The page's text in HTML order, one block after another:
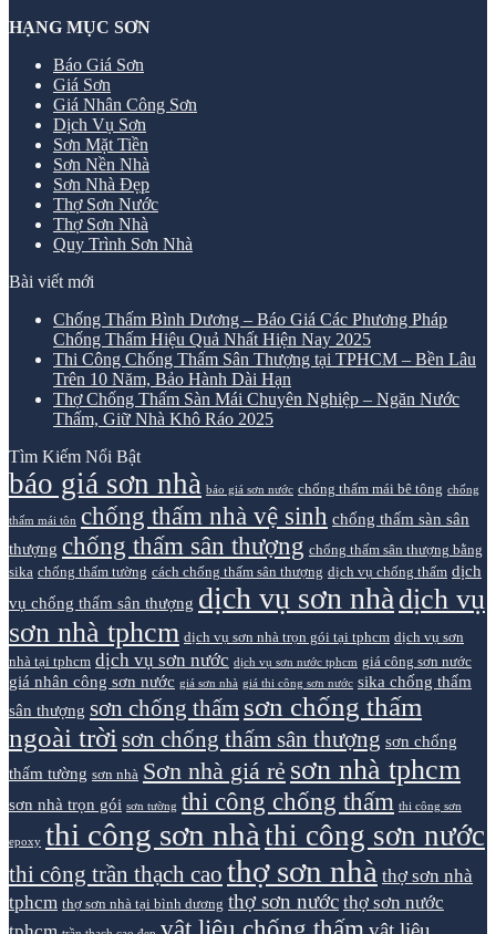
HẠNG MỤC SƠN
Báo Giá Sơn
Giá Sơn
Giá Nhân Công Sơn
Dịch Vụ Sơn
Sơn Mặt Tiền
Sơn Nền Nhà
Sơn Nhà Đẹp
Thợ Sơn Nước
Thợ Sơn Nhà
Quy Trình Sơn Nhà
Bài viết mới
Chống Thấm Bình Dương – Báo Giá Các Phương Pháp
Chống Thấm Hiệu Quả Nhất Hiện Nay 2025
Thi Công Chống Thấm Sân Thượng tại TPHCM – Bền Lâu
Trên 10 Năm, Bảo Hành Dài Hạn
Thợ Chống Thấm Sàn Mái Chuyên Nghiệp – Ngăn Nước
Thấm, Giữ Nhà Khô Ráo 2025
Tìm Kiếm Nổi Bật
báo giá sơn nhà báo giá sơn nước chống thấm mái bê tông chống
thấm mái tôn chống thấm nhà vệ sinh chống thấm sàn sân
thượng chống thấm sân thượng chống thấm sân thượng bằng
sika chống thấm tường cách chống thấm sân thượng dịch vụ chống thấm dịch
vụ chống thấm sân thượng dịch vụ sơn nhà dịch vụ
sơn nhà tphcm dịch vụ sơn nhà trọn gói tại tphcm dịch vụ sơn
nhà tại tphcm dịch vụ sơn nước dịch vụ sơn nước tphcm giá công sơn nước
giá nhân công sơn nước giá sơn nhà giá thi công sơn nước sika chống thấm
sân thượng sơn chống thấm sơn chống thấm
ngoài trời sơn chống thấm sân thượng sơn chống
thấm tường sơn nhà Sơn nhà giá rẻ sơn nhà tphcm
sơn nhà trọn gói sơn tường thi công chống thấm thi công sơn
epoxy thi công sơn nhà thi công sơn nước
thi công trần thạch cao thợ sơn nhà thợ sơn nhà
tphcm thợ sơn nhà tại bình dương thợ sơn nước thợ sơn nước